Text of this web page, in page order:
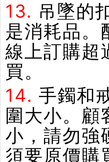
13. 吊墜的
是消耗品。
線上訂購超
買。
14. 手鐲和
圍大小。顧
小，請勿強
須要原價購